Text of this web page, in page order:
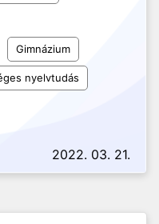
Gimnázium
nyelvtudás
2022. 03. 21.